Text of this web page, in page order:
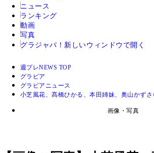
ニュース
ランキング
動画
写真
グラジャパ！ 新しいウィンドウで開く
週プレNEWS TOP
グラビア
グラビアニュース
小芝風花、髙橋ひかる、本田姉妹、奥山かず
画像・写真